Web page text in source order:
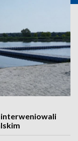
interweniowali